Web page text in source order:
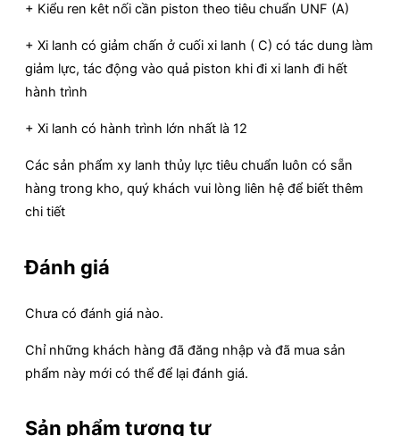
+ Kiểu ren kêt nối cần piston theo tiêu chuẩn UNF (A)
+ Xi lanh có giảm chấn ở cuối xi lanh ( C) có tác dung làm
giảm lực, tác động vào quả piston khi đi xi lanh đi hết
hành trình
+ Xi lanh có hành trình lớn nhất là 12
Các sản phẩm xy lanh thủy lực tiêu chuẩn luôn có sẵn
hàng trong kho, quý khách vui lòng liên hệ để biết thêm
chi tiết
Đánh giá
Chưa có đánh giá nào.
Chỉ những khách hàng đã đăng nhập và đã mua sản
phẩm này mới có thể để lại đánh giá.
Sản phẩm tương tự